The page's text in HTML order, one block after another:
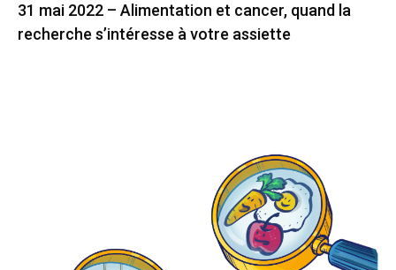
31 mai 2022 – Alimentation et cancer, quand la
recherche s’intéresse à votre assiette